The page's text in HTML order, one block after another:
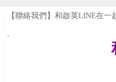
【聯絡我們】和啟英LINE在一
.